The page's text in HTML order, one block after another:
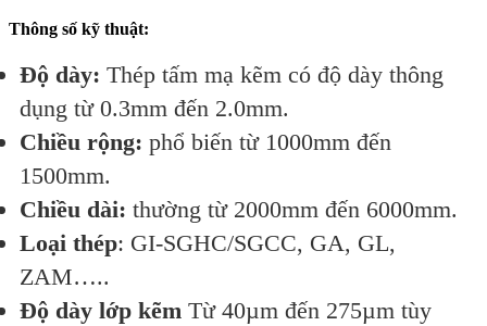
Thông số kỹ thuật:
Độ dày: Thép tấm mạ kẽm có độ dày thông
dụng từ 0.3mm đến 2.0mm.
Chiều rộng: phổ biến từ 1000mm đến
1500mm.
Chiều dài: thường từ 2000mm đến 6000mm.
Loại thép: GI-SGHC/SGCC, GA, GL,
ZAM…..
Độ dày lớp kẽm Từ 40µm đến 275µm tùy